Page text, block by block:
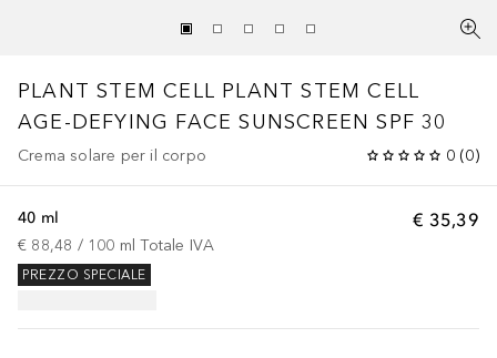
PLANT STEM CELL PLANT STEM CELL
AGE-DEFYING FACE SUNSCREEN SPF 30
Crema solare per il corpo 0 (0)
€ 35,39
40 ml
€ 88,48 / 100 ml Totale IVA
PREZZO SPECIALE